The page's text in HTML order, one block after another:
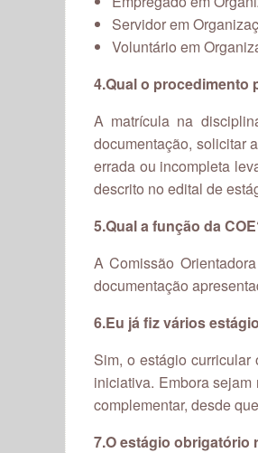
Servidor em
Voluntário em
4.Qual o procedimento
A matrícula na
documentação, solicitar
errada ou incompleta
descrito no edital de
5.Qual a função da
A Comissão
documentação
6.Eu já fiz vários
Sim, o estágio
iniciativa. Embora
complementar, desde
7.O estágio obrigatório